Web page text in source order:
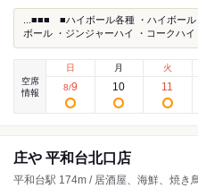
...■■■ ■ハイボール各種 ・ハイボー
ボール ・ジンジャーハイ ・コークハ
空席
情報
日
8/9
月
10
火
11
庄や 平和台北口店
平和台駅 174m / 居酒屋、海鮮、焼き